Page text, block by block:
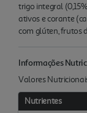
trigo integral
ativos e corante
com glúten, frutos
Informações
Valores
Nutrientes